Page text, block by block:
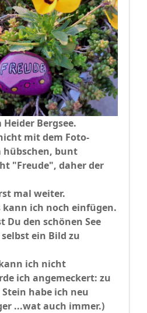
Bergsee.
mit dem Foto-
hübschen, bunt
"Freude", daher der
mal weiter.
kann ich noch einfügen.
Du den schönen See
ein Bild zu
ich nicht
ich angemeckert: zu
habe ich neu
...wat auch immer.)